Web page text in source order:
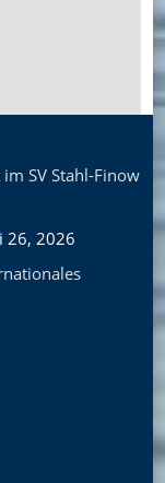
SV Stahl-Finow
26, 2026